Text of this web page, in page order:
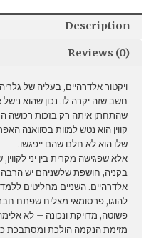
Description
Reviews (0)
ויקטור אלדרהיים, בעליה של
חשב שזה יקרה לו. נכון שהוא
שהתחתן איתה רק בזכות רכושה
קווין הוא נטש למוות בסוואנה
שלו הוא לא חלם שהם ייפגשו.
אלא שפגישה מקרית בין יני
בקניה, חושפת שלשניהם יש
אלדרהיים. השניים מחליטים
להוגו, פרסומאי מצליח שפתח
פשוטה, מדויקת ונכונה – לא
מזימת הנקמה הולכת ומסתבכת